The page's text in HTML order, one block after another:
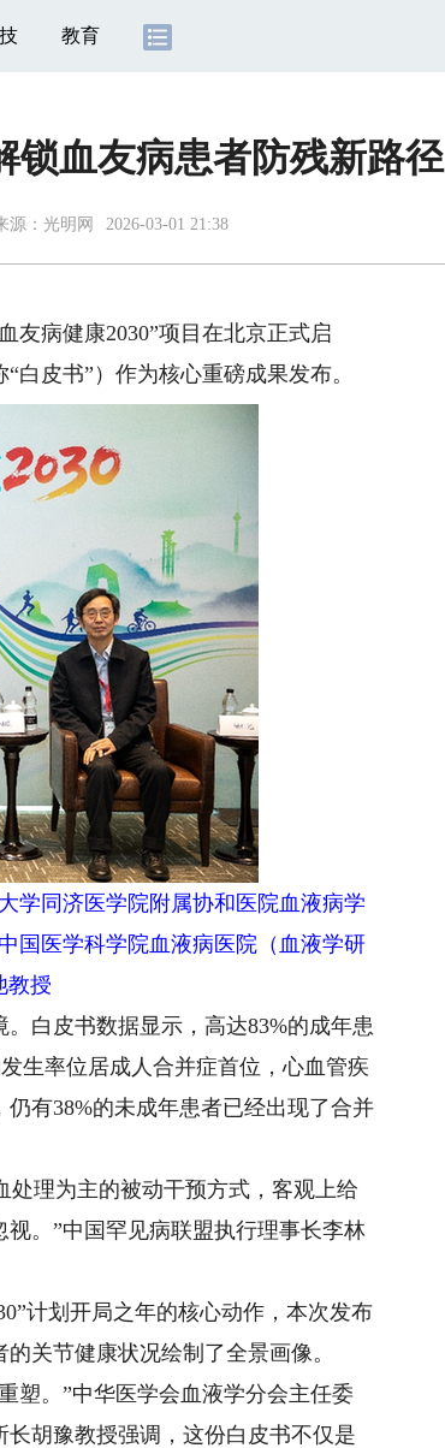
教育
锁血友病患者防残新路径
源： 光明网 2026-03-01 21:38
病健康2030”项目在北京正式启
皮书”）作为核心重磅成果发布。
学同济医学院附属协和医院血液病学
国医学科学院血液病医院（血液学研
教授
白皮书数据显示，高达83%的成年患
生率位居成人合并症首位，心血管疾
有38%的未成年患者已经出现了合并
理为主的被动干预方式，客观上给
。”中国罕见病联盟执行理事长李林
计划开局之年的核心动作，本次发布
关节健康状况绘制了全景画像。
。”中华医学会血液学分会主任委
胡豫教授强调，这份白皮书不仅是